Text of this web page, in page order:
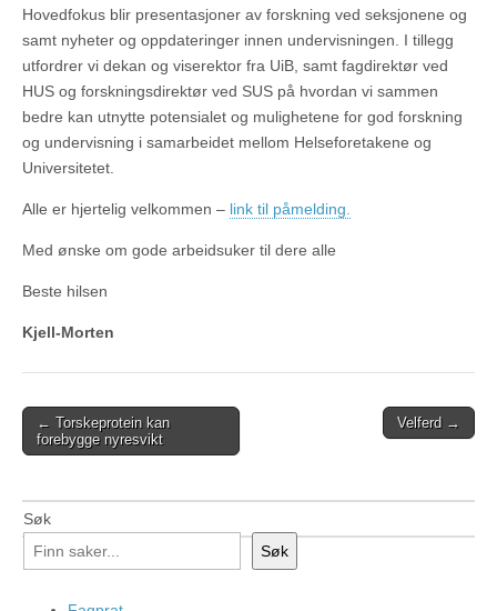
Hovedfokus blir presentasjoner av forskning ved seksjonene og
samt nyheter og oppdateringer innen undervisningen. I tillegg
utfordrer vi dekan og viserektor fra UiB, samt fagdirektør ved
HUS og forskningsdirektør ved SUS på hvordan vi sammen
bedre kan utnytte potensialet og mulighetene for god forskning
og undervisning i samarbeidet mellom Helseforetakene og
Universitetet.
Alle er hjertelig velkommen – link til påmelding.
Med ønske om gode arbeidsuker til dere alle
Beste hilsen
Kjell-Morten
Post
navigation
← Torskeprotein kan
forebygge nyresvikt
Velferd →
Søk
Søk